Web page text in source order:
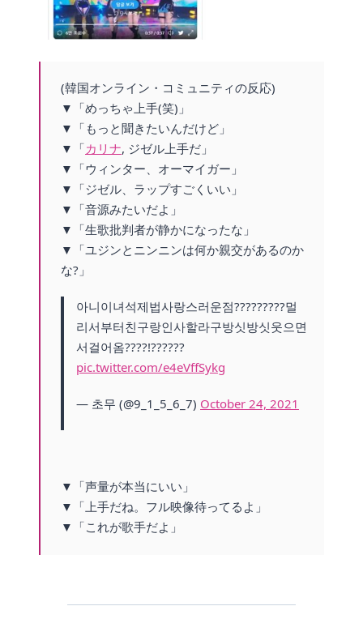
(韓国オンライン・コミュニティの反応)
▼「めっちゃ上手(笑)」
▼「もっと聞きたいんだけど」
▼「カリナ, ジゼル上手だ」
▼「ウィンター、オーマイガー」
▼「ジゼル、ラップすごくいい」
▼「音源みたいだよ」
▼「生歌批判者が静かになったな」
▼「ユジンとニンニンは何か親交があるのか
な?」
아니이녀석제법사랑스러운점?????????멀
리서부터친구랑인사할라구방싯방싯웃으면
서걸어옴????!??????
pic.twitter.com/e4eVffSykg
— 초무 (@9_1_5_6_7) October 24, 2021
▼「声量が本当にいい」
▼「上手だね。フル映像待ってるよ」
▼「これが歌手だよ」